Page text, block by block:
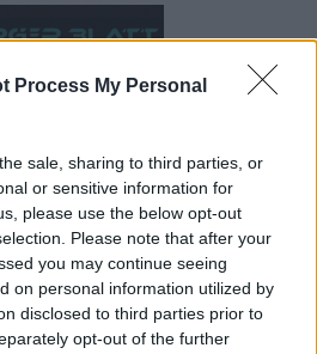
Process My Personal
sale, sharing to third parties, or
or sensitive information for
please use the below opt-out
Please note that after your
you may continue seeing
on personal information utilized by
disclosed to third parties prior to
opt-out of the further